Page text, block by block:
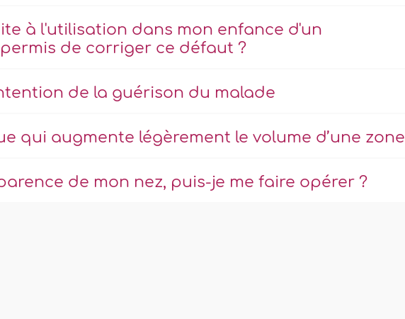
à l'utilisation dans mon enfance d'un
de corriger ce défaut ?
de la guérison du malade
qui augmente légèrement le volume d’une zone
de mon nez, puis-je me faire opérer ?